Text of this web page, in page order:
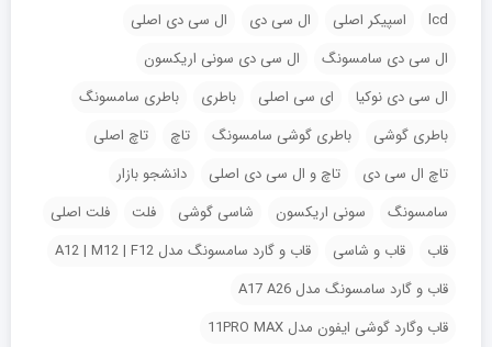
lcd اسپیکر اصلی ال سی دی
ال سی دی اصلی
ال سی دی سامسونگ
ال سی دی سونی اریکسون
ال سی دی نوکیا
ای سی اصلی باطری
باطری سامسونگ
باطری گوشی
باطری گوشی سامسونگ تاچ
تاچ اصلی
تاچ ال سی دی
تاچ و ال سی دی اصلی
دانشجو بازار
سامسونگ
سونی اریکسون شاسی گوشی فلت
فلت اصلی
قاب
قاب و شاسی
قاب و گارد سامسونگ مدل A12 | M12 | F12
قاب و گارد سامسونگ مدل A17 A26
قاب وگارد گوشی ایفون مدل 11PRO MAX